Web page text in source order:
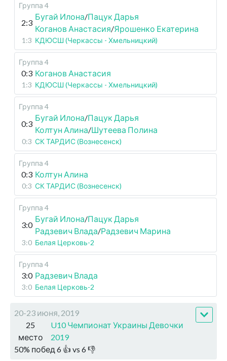
Группа 4
2:3
Бугай Илона/Пацук Дарья
Коганов Анастасия/Ярошенко Екатерина
1:3 КДЮСШ (Черкассы - Хмельницкий)
Группа 4
0:3 Коганов Анастасия
1:3 КДЮСШ (Черкассы - Хмельницкий)
Группа 4
0:3
Бугай Илона/Пацук Дарья
Колтун Алина/Шутеева Полина
0:3 СК ТАРДИС (Вознесенск)
Группа 4
0:3 Колтун Алина
0:3 СК ТАРДИС (Вознесенск)
Группа 4
3:0
Бугай Илона/Пацук Дарья
Радзевич Влада/Радзевич Марина
3:0 Белая Церковь-2
Группа 4
3:0 Радзевич Влада
3:0 Белая Церковь-2
20-23 июня, 2019
25
место
U10 Чемпионат Украины Девочки
2019
50% побед 6 👍 vs 6👎